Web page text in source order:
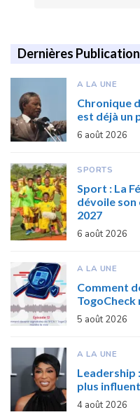
Dernières
A LA UNE
Chronique
est déjà un
6 août 2026
SPORTS
Sport : La
dévoile son
2027
6 août 2026
A LA UNE
Comment
5 août 2026
A LA UNE
Leadership
plus
4 août 2026